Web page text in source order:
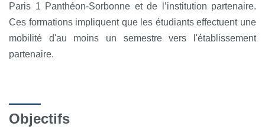
Paris 1 Panthéon-Sorbonne et de l’institution partenaire.
Ces formations impliquent que les étudiants effectuent une
mobilité d'au moins un semestre vers l'établissement
partenaire.
Objectifs